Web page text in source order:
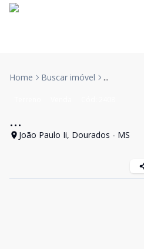
Home Buscar imóvel ...
...
João Paulo Ii, Dourados - MS